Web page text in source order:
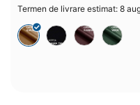
Termen de livrare estimat: 8